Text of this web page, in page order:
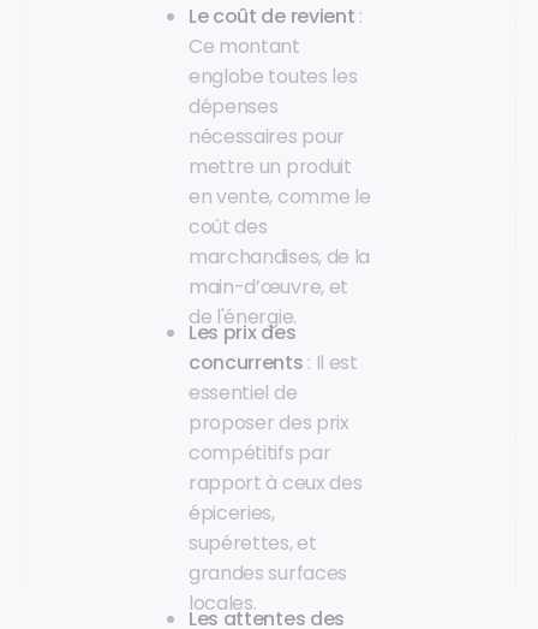
Le coût de revient :
Ce montant
englobe toutes les
dépenses
nécessaires pour
mettre un produit
en vente, comme le
coût des
marchandises, de la
main-d’œuvre, et
de l'énergie.
Les prix des
concurrents : Il est
essentiel de
proposer des prix
compétitifs par
rapport à ceux des
épiceries,
supérettes, et
grandes surfaces
locales.
Les attentes des